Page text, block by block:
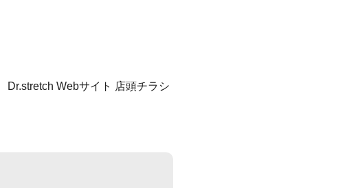
Dr.stretch Webサイト 店頭チラシ